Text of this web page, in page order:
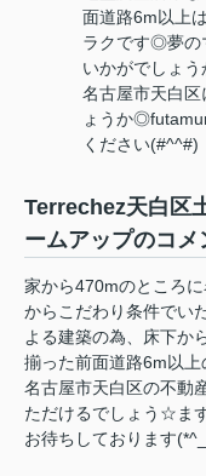
面道路6m以上
ラクです◎夢の
いかがでしょ
名古屋市天白
ょうか
ください(#^^#)
Terrechez天白区
ームアップのコ
家から470mのところ
からこだわり条件でい
よる建築の為、床下か
揃った前面道路6m以
名古屋市天白区の不動
ただけるでしょう☆ま
お待ちしております